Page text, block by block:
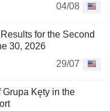
04/08
for the Second
30, 2026
29/07
Grupa Kęty in the